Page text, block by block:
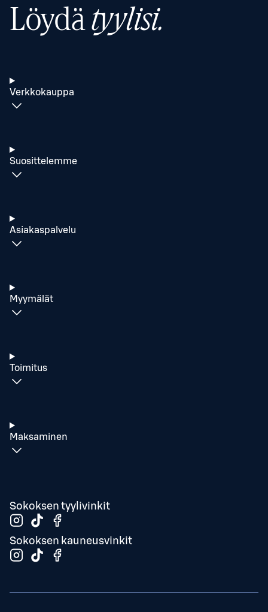
Löydätyylisi.
Verkkokauppa
Suosittelemme
Asiakaspalvelu
Myymälät
Toimitus
Maksaminen
Sokoksen tyylivinkit
Sokoksen kauneusvinkit